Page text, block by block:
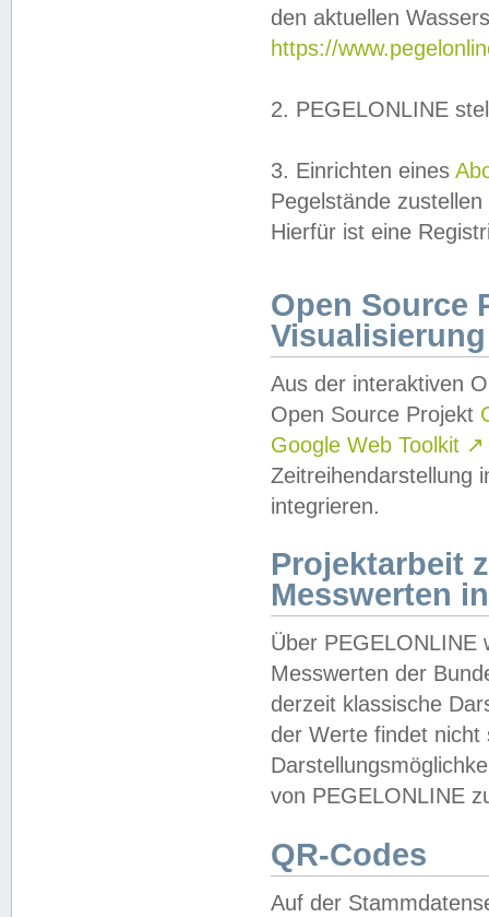
den aktuellen
https://
2. PEGELONLINE
3. Einrichten eines
Pegelstände
Hierfür ist eine
Open Source
Visualisierung
Aus der interaktiven
Open Source Projekt
Google Web Toolkit ↗
Zeitreihendarstellung
integrieren.
Projektarbeit
Messwerten
Über PEGELONLINE
Messwerten der
derzeit klassische
der Werte findet
von PEGELONLINE
QR-Codes
Auf der